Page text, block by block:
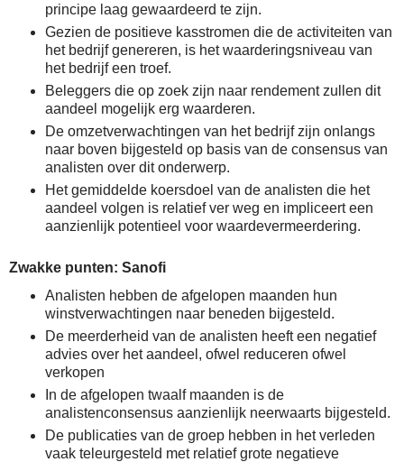
principe laag gewaardeerd te zijn.
Gezien de positieve kasstromen die de activiteiten van
het bedrijf genereren, is het waarderingsniveau van
het bedrijf een troef.
Beleggers die op zoek zijn naar rendement zullen dit
aandeel mogelijk erg waarderen.
De omzetverwachtingen van het bedrijf zijn onlangs
naar boven bijgesteld op basis van de consensus van
analisten over dit onderwerp.
Het gemiddelde koersdoel van de analisten die het
aandeel volgen is relatief ver weg en impliceert een
aanzienlijk potentieel voor waardevermeerdering.
Zwakke punten: Sanofi
Analisten hebben de afgelopen maanden hun
winstverwachtingen naar beneden bijgesteld.
De meerderheid van de analisten heeft een negatief
advies over het aandeel, ofwel reduceren ofwel
verkopen
In de afgelopen twaalf maanden is de
analistenconsensus aanzienlijk neerwaarts bijgesteld.
De publicaties van de groep hebben in het verleden
vaak teleurgesteld met relatief grote negatieve